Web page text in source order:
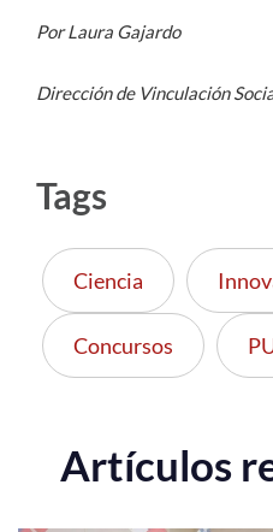
Por Laura Gajardo
Dirección de Vinculación
Tags
Ciencia
Concursos
Artículos